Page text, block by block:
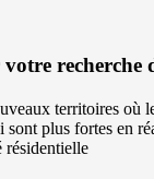
recherche
territoires où
plus fortes en
résidentielle